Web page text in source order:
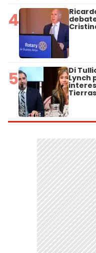
4
5 Di
Lynch
Tierras